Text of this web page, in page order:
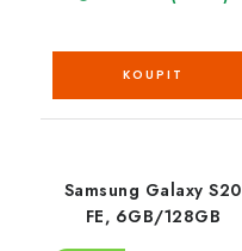
Samsung Galaxy S20
FE, 6GB/128GB